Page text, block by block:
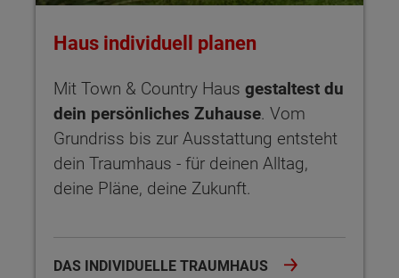
Haus individuell planen
Mit Town & Country Haus gestaltest du
dein persönliches Zuhause. Vom
Grundriss bis zur Ausstattung entsteht
dein Traumhaus - für deinen Alltag,
deine Pläne, deine Zukunft.
DAS INDIVIDUELLE TRAUMHAUS